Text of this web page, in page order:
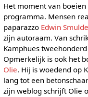
Het moment van
programma. Mensen
paparazzo Edwin
zijn autoraam. Van
Kamphues
Opmerkelijk is ook het
Olie. Hij is woedend op
lang tot een
zijn weblog schrijft Olie